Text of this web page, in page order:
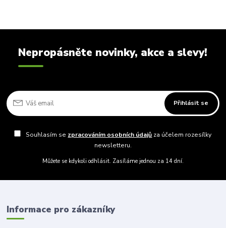
Nepropásněte novinky, akce a slevy!
Přihlásit se
Souhlasím se zpracováním osobních údajů za účelem rozesílky
newsletteru.
Můžete se kdykoli odhlásit. Zasíláme jednou za 14 dní.
Informace pro zákazníky